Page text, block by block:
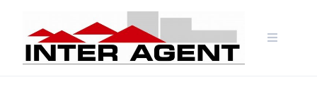
content